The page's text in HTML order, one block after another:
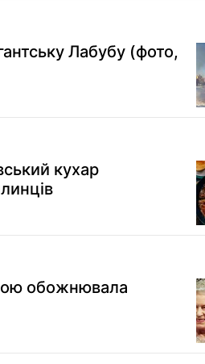
Лабубу (фото,
кухар
обожнювала